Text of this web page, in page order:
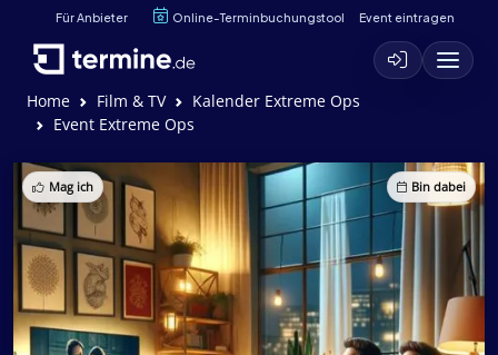
Für Anbieter Online-Terminbuchungstool Event eintragen
Home Film & TV
Kalender Extreme Ops
Event Extreme Ops
Mag ich Bin dabei